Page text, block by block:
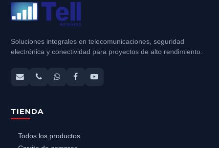
Soluciones integrales en telecomunicaciones, seguridad
electrónica y conectividad para proyectos de alto rendimiento.
TIENDA
Todos los productos